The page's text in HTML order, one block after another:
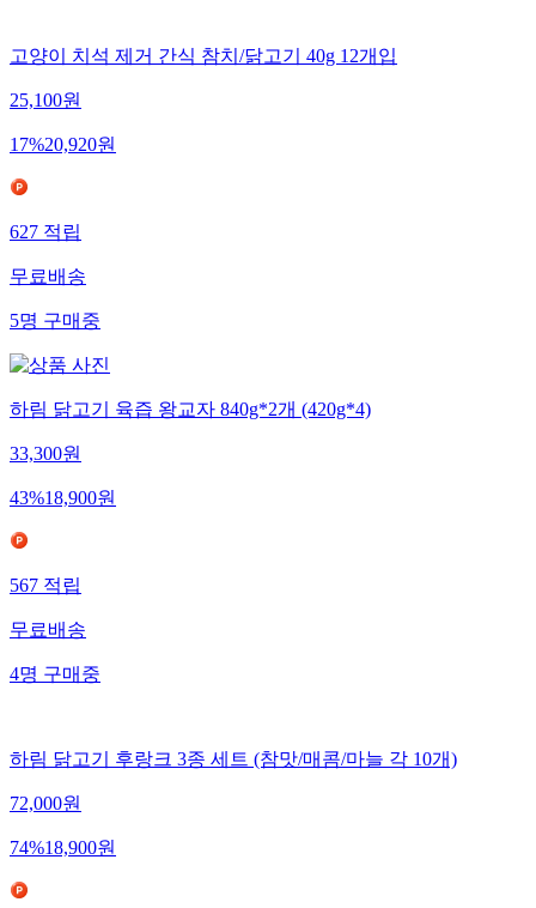
고양이 치석 제거 간식 참치/닭고기 40g 12개입
25,100원
17%20,920원
627적립
무료배송
5명구매중
하림 닭고기 육즙 왕교자 840g*2개 (420g*4)
33,300원
43%18,900원
567적립
무료배송
4명구매중
하림 닭고기 후랑크 3종 세트 (참맛/매콤/마늘 각 10개)
72,000원
74%18,900원